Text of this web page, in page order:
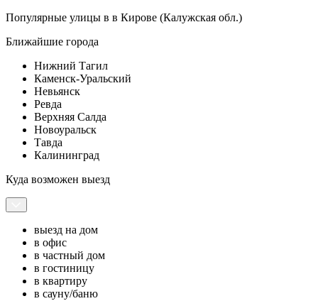
Популярные улицы в в Кирове (Калужская обл.)
Ближайшие города
Нижний Тагил
Каменск-Уральский
Невьянск
Ревда
Верхняя Салда
Новоуральск
Тавда
Калининград
Куда возможен выезд
выезд на дом
в офис
в частный дом
в гостиницу
в квартиру
в сауну/баню